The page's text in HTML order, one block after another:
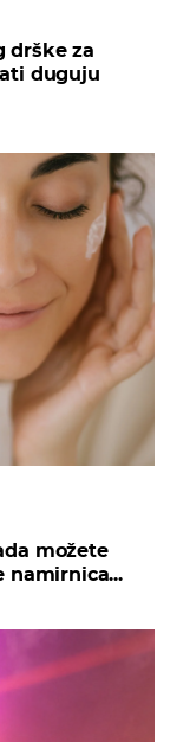
drške za
duguju
možete